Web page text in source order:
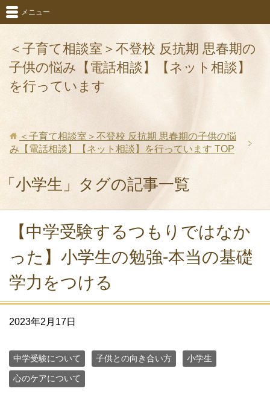
＜子育て相談室＞不登校 反抗期 思春期の
子供の悩み【電話相談】【ネット相談】
を行っています
メニュー
＜子育て相談室＞不登校 反抗期 思春期の子供の悩
み【電話相談】【ネット相談】を行っています TOP
「小学生」タグの記事一覧
【中学受験するつもりではなか
った】小学生の勉強‐本当の基礎
学力をつける
2023年2月17日
中学受験について 子供との向き合い方 小学生
心のケアについて